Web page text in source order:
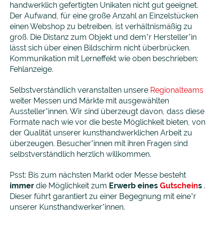
handwerklich gefertigten Unikaten nicht gut geeignet.
Der Aufwand, für eine große Anzahl an Einzelstücken
einen Webshop zu betreiben, ist verhältnismäßig zu
groß. Die Distanz zum Objekt und dem*r Hersteller*in
lässt sich über einen Bildschirm nicht überbrücken.
Kommunikation mit Lerneffekt wie oben beschrieben:
Fehlanzeige.
Selbstverständlich veranstalten unsere Regionalteams
weiter Messen und Märkte mit ausgewählten
Aussteller*innen. Wir sind überzeugt davon, dass diese
Formate nach wie vor die beste Möglichkeit bieten, von
der Qualität unserer kunsthandwerklichen Arbeit zu
überzeugen. Besucher*innen mit ihren Fragen sind
selbstverständlich herzlich willkommen.
Psst: Bis zum nächsten Markt oder Messe besteht
immer die Möglichkeit zum Erwerb eines Gutscheins .
Dieser führt garantiert zu einer Begegnung mit eine*r
unserer Kunsthandwerker*innen.